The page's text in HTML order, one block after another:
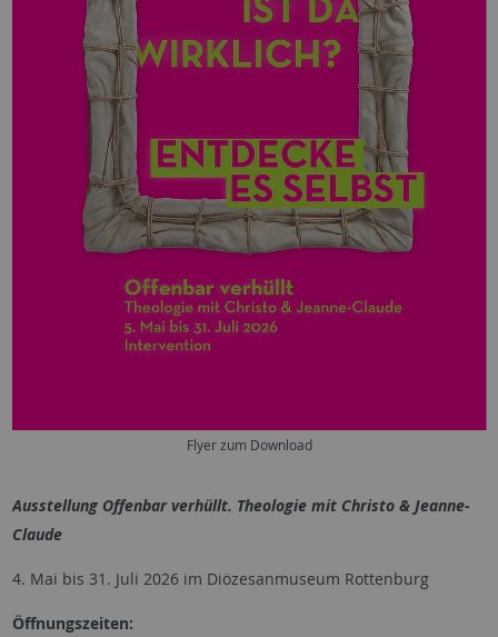
Flyer zum Download
Ausstellung Offenbar verhüllt. Theologie mit Christo & Jeanne-
Claude
4. Mai bis 31. Juli 2026 im Diözesanmuseum Rottenburg
Öffnungszeiten: